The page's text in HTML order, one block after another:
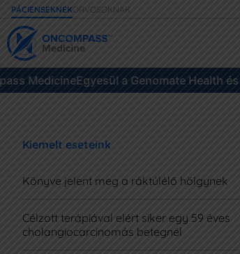
PÁCIENSEKNEKORVOSOKNAK
MedicineEgyesül a Genomate Health és
Kiemelt eseteink
Könyve jelent meg a ráktúlélő hölgynek
Célzott terápiával elért siker egy 59 éves
cholangiocarcinomás betegnél